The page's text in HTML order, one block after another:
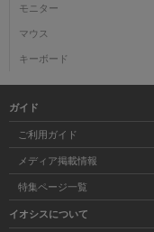
モニター
マウス
キーボード
ガイド
ご利用ガイド
メディア掲載情報
特集ページ一覧
イオシスについて